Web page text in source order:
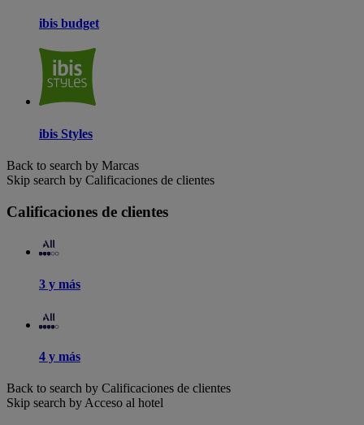
ibis budget
ibis Styles
Back to search by Marcas
Skip search by Calificaciones de clientes
Calificaciones de clientes
3 y más
4 y más
Back to search by Calificaciones de clientes
Skip search by Acceso al hotel